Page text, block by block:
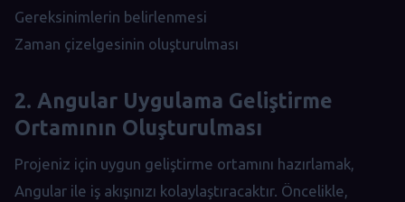
Gereksinimlerin belirlenmesi
Zaman çizelgesinin oluşturulması
2. Angular Uygulama Geliştirme
Ortamının Oluşturulması
Projeniz için uygun geliştirme ortamını hazırlamak,
Angular ile iş akışınızı kolaylaştıracaktır. Öncelikle,